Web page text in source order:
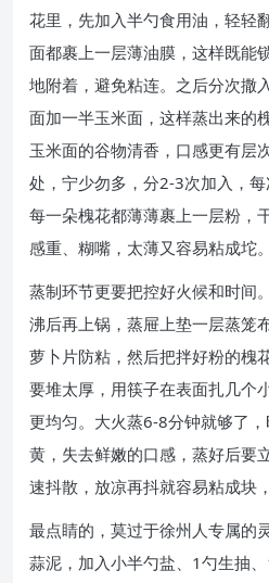
花里，先加入半勺食用油，轻轻
面都裹上一层薄油膜，这样既能
地附着，避免粘连。之后分次撒
面加一半玉米面，这样蒸出来的
玉米面的谷物清香，口感更有层
处，宁少勿多，分2-3次加入，
每一朵槐花都薄薄裹上一层粉，
感重、糊嘴，太薄又容易粘成坨。
蒸制环节更要把控好火候和时间
沸后再上锅，蒸屉上垫一层蒸笼
萝卜片防粘，然后把拌好粉的槐
要堆太厚，用筷子在表面扎几个
更均匀。大火蒸6-8分钟就够了
黄，失去鲜嫩的口感，蒸好后要
速抖散，放凉再抖就容易粘成块
最点睛的，莫过于徐州人专属的
蒜泥，加入小半勺盐、1勺生抽